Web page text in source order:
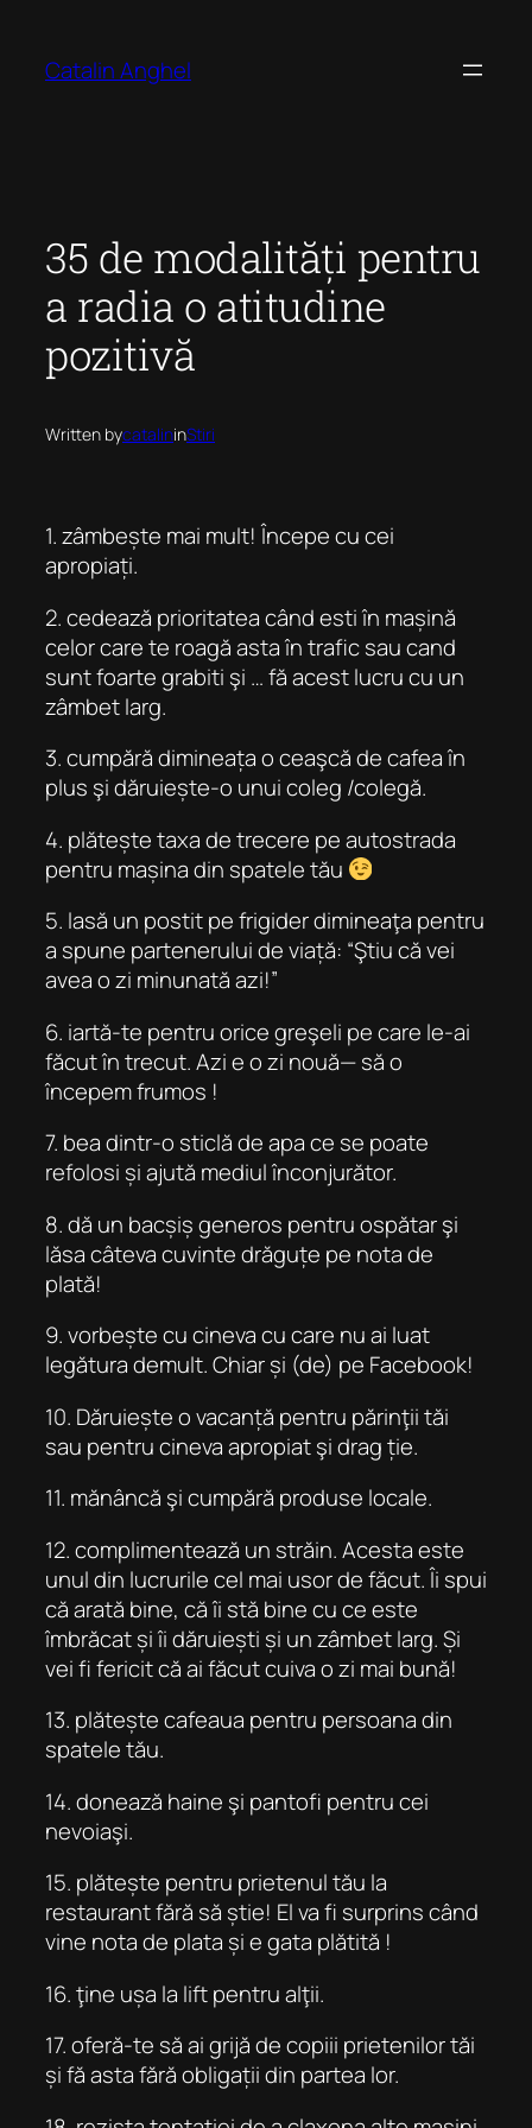
content
Catalin Anghel
35 de modalități pentru
a radia o atitudine
pozitivă
Written bycatalininStiri
1. zâmbește mai mult! Începe cu cei
apropiați.
2. cedează prioritatea când esti în mașină
celor care te roagă asta în trafic sau cand
sunt foarte grabiti şi … fă acest lucru cu un
zâmbet larg.
3. cumpără dimineața o ceaşcă de cafea în
plus şi dăruiește-o unui coleg /colegă.
4. plătește taxa de trecere pe autostrada
pentru mașina din spatele tău
5. lasă un postit pe frigider dimineaţa pentru
a spune partenerului de viață: “Ştiu că vei
avea o zi minunată azi!”
6. iartă-te pentru orice greşeli pe care le-ai
făcut în trecut. Azi e o zi nouă— să o
începem frumos !
7. bea dintr-o sticlă de apa ce se poate
refolosi și ajută mediul înconjurător.
8. dă un bacșiș generos pentru ospătar şi
lăsa câteva cuvinte drăguțe pe nota de
plată!
9. vorbește cu cineva cu care nu ai luat
legătura demult. Chiar și (de) pe Facebook!
10. Dăruiește o vacanță pentru părinţii tăi
sau pentru cineva apropiat şi drag ție.
11. mănâncă şi cumpără produse locale.
12. complimentează un străin. Acesta este
unul din lucrurile cel mai usor de făcut. Îi spui
că arată bine, că îi stă bine cu ce este
îmbrăcat și îi dăruiești și un zâmbet larg. Și
vei fi fericit că ai făcut cuiva o zi mai bună!
13. plătește cafeaua pentru persoana din
spatele tău.
14. donează haine şi pantofi pentru cei
nevoiaşi.
15. plătește pentru prietenul tău la
restaurant fără să știe! El va fi surprins când
vine nota de plata și e gata plătită !
16. ţine ușa la lift pentru alţii.
17. oferă-te să ai grijă de copiii prietenilor tăi
și fă asta fără obligații din partea lor.